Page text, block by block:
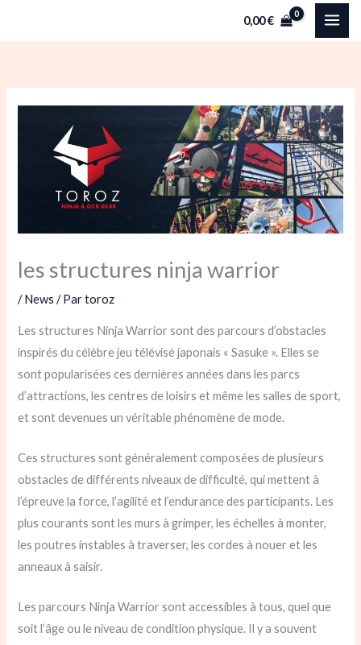
0,00€
les structures ninja warrior
/News / Partoroz
Les structures Ninja Warrior sont des parcours d’obstacles
inspirés du célèbre jeu télévisé japonais « Sasuke ». Elles se
sont popularisées ces dernières années dans les parcs
d’attractions, les centres de loisirs et même les salles de sport,
et sont devenues un véritable phénomène de mode.
Ces structures sont généralement composées de plusieurs
obstacles de différents niveaux de difficulté, qui mettent à
l’épreuve la force, l’agilité et l’endurance des participants. Les
plus courants sont les murs à grimper, les échelles à monter,
les poutres instables à traverser, les cordes à nouer et les
anneaux à saisir.
Les parcours Ninja Warrior sont accessibles à tous, quel que
soit l’âge ou le niveau de condition physique. Il y a souvent